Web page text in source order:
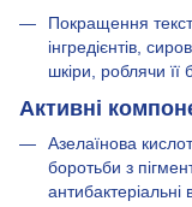
Покращення
інгредієнтів,
шкіри, роблячи її
Активні
Азелаїнова
боротьби з